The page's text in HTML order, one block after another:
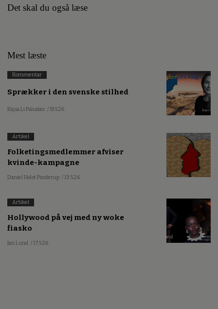
Det skal du også læse
Mest læste
Kommentar
Sprækker i den svenske stilhed
Kajsa Li Paludan / 19.5.26
Artikel
Folketingsmedlemmer afviser
kvinde-kampagne
Daniel Holst Pinderup / 13.5.26
Artikel
Hollywood på vej med ny woke
fiasko
Jan Lund / 17.5.26